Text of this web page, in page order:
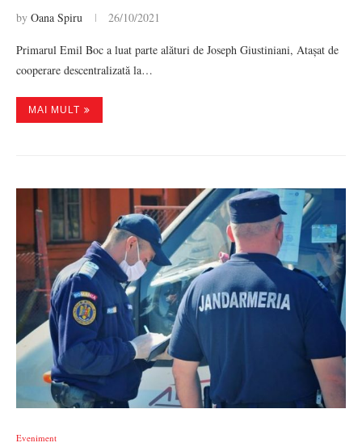
by Oana Spiru 26/10/2021
Primarul Emil Boc a luat parte alături de Joseph Giustiniani, Atașat de
cooperare descentralizată la…
MAI MULT
Eveniment